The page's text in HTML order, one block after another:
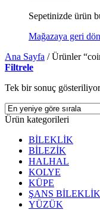
Sepetinizde ürün
Mağazaya geri dön
Ana Sayfa /Ürünler
Filtrele
Tek bir sonuç gösteriliyor
Ürün kategorileri
BİLEKLİK
BİLEZİK
HALHAL
KOLYE
KÜPE
ŞANS BİLEKLİK
YÜZÜK